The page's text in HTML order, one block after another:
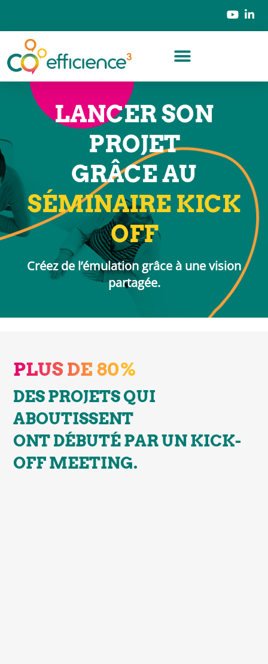
LANCER SON
PROJET
GRÂCE AU
SÉMINAIRE KICK
OFF
Créez de l’émulation grâce à une vision
partagée.
PLUS DE 80%
DES PROJETS QUI
ABOUTISSENT
ONT DÉBUTÉ PAR UN KICK-
OFF MEETING.